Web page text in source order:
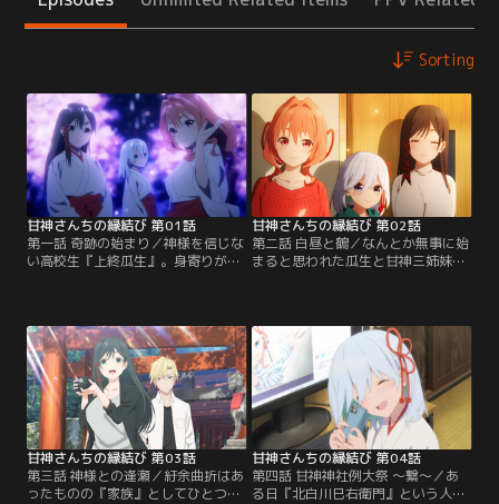
Sorting
甘神さんちの縁結び 第01話
第一話 奇跡の始まり／神様を信じな
い高校生『上終瓜生』。身寄りがな
いて勉強ができると喜ぶが、引き取
り先はなんと神社だった。しかもそ
こには『甘神夜重』『甘神夕奈』
『甘神朝姫』という自分と同年代
で、個性的だが可愛らしい巫女の三
姉妹も暮らしていた。【提供：バン
ダイチャンネル】
甘神さんちの縁結び 第02話
第二話 白昼と鶴／なんとか無事に始
まると思われた瓜生と甘神三姉妹と
なってもらう』と言われて状況は一
変する。将来は医者になるという夢
がある瓜生はもちろん、突然の結婚
話に三姉妹もまた動揺し、困惑す
る。三姉妹は夕奈を中心に、瓜生に
穏便に出ていってもらおうと…。
【提供：バンダイチャンネル】
甘神さんちの縁結び 第03話
第三話 神様との逢瀬／紆余曲折はあ
ったものの『家族』としてひとつ屋
甘神さんちの縁結び 第04話
第四話 甘神神社例大祭 ～繋～／あ
る日『北白川巳右衛門』という人物